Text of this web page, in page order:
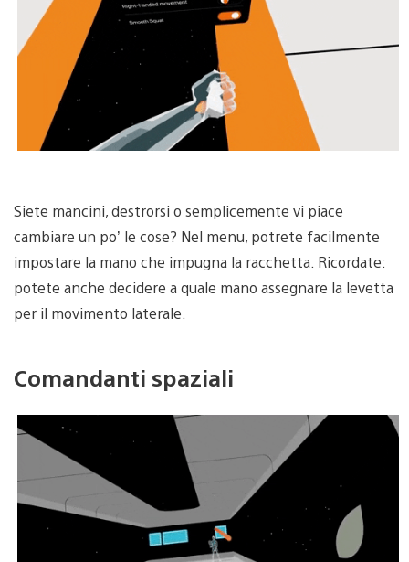
Siete mancini, destrorsi o semplicemente vi piace
cambiare un po’ le cose? Nel menu, potrete facilmente
impostare la mano che impugna la racchetta. Ricordate:
potete anche decidere a quale mano assegnare la levetta
per il movimento laterale.
Comandanti spaziali